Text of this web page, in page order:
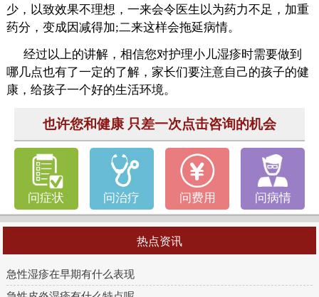
少，以致效果不理想，一来会令医生以为药力不足，加重
药分，变成因减得加;二来这样会拖延病情。
经过以上的讲解，相信您对护理小儿湿疹时需要做到
哪几点也有了一定的了解，家长们要注意自己的孩子的健
康，给孩子一个好的生活环境。
也许您和健康 只差一次点击咨询的机会
问症状 问治疗 问费用 问病情
热点资讯
急性湿疹在早期有什么表现